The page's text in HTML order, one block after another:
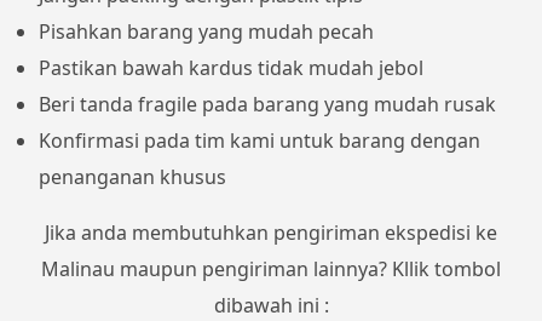
Pisahkan barang yang mudah pecah
Pastikan bawah kardus tidak mudah jebol
Beri tanda fragile pada barang yang mudah rusak
Konfirmasi pada tim kami untuk barang dengan
penanganan khusus
Jika anda membutuhkan pengiriman ekspedisi ke
Malinau maupun pengiriman lainnya? Kllik tombol
dibawah ini :